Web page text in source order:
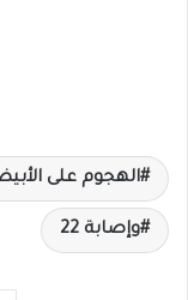
الهجوم على
وإصابة 22